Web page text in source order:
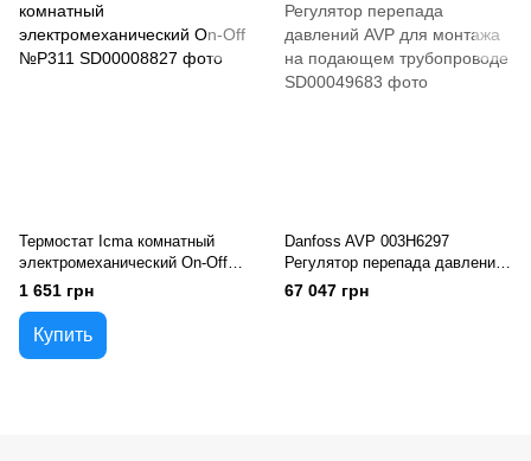
Термостат Icma комнатный
электромеханический On-Off
№P311
1 651 грн
Купить
Danfoss AVP 003H6297
Регулятор перепада давлений
AVP для монтажа на
подающем трубопроводе
67 047 грн